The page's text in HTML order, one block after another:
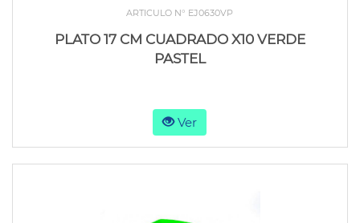
ARTICULO N° EJ0630VP
PLATO 17 CM CUADRADO X10 VERDE
PASTEL
Ver